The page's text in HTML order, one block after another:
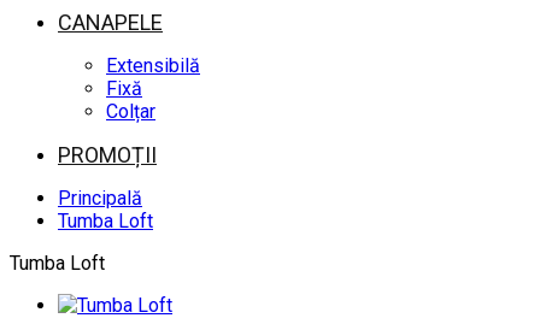
CANAPELE
Extensibilă
Fixă
Colțar
PROMOȚII
Principală
Tumba Loft
Tumba Loft